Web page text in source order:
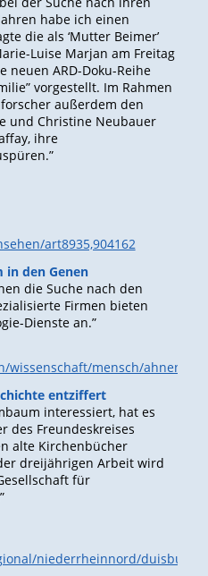
habe ich einen
die als ‘Mutter Beimer’
Luise Marjan am Freitag
neuen ARD-Doku-Reihe
vorgestellt. Im Rahmen
außerdem den
und Christine Neubauer
ihre
art8935,904162
in den Genen
die Suche nach den
Firmen bieten
Dienste an.”
wissenschaft/mensch/
entziffert
interessiert, hat es
des Freundeskreises
alte Kirchenbücher
dreijährigen Arbeit wird
für
niederrheinnord/duisburg/